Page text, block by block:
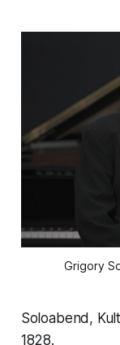
Grigory
Soloabend,
1828.